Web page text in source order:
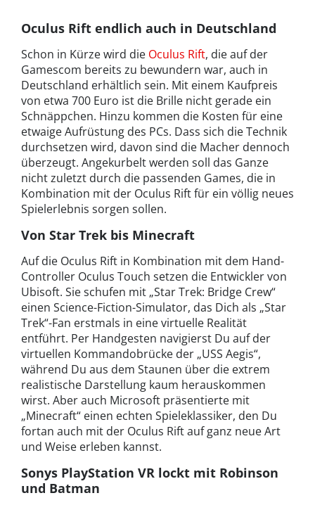
Oculus Rift endlich auch in Deutschland
Schon in Kürze wird die Oculus Rift, die auf der
Gamescom bereits zu bewundern war, auch in
Deutschland erhältlich sein. Mit einem Kaufpreis
von etwa 700 Euro ist die Brille nicht gerade ein
Schnäppchen. Hinzu kommen die Kosten für eine
etwaige Aufrüstung des PCs. Dass sich die Technik
durchsetzen wird, davon sind die Macher dennoch
überzeugt. Angekurbelt werden soll das Ganze
nicht zuletzt durch die passenden Games, die in
Kombination mit der Oculus Rift für ein völlig neues
Spielerlebnis sorgen sollen.
Von Star Trek bis Minecraft
Auf die Oculus Rift in Kombination mit dem Hand-
Controller Oculus Touch setzen die Entwickler von
Ubisoft. Sie schufen mit „Star Trek: Bridge Crew“
einen Science-Fiction-Simulator, das Dich als „Star
Trek“-Fan erstmals in eine virtuelle Realität
entführt. Per Handgesten navigierst Du auf der
virtuellen Kommandobrücke der „USS Aegis“,
während Du aus dem Staunen über die extrem
realistische Darstellung kaum herauskommen
wirst. Aber auch Microsoft präsentierte mit
„Minecraft“ einen echten Spieleklassiker, den Du
fortan auch mit der Oculus Rift auf ganz neue Art
und Weise erleben kannst.
Sonys PlayStation VR lockt mit Robinson
und Batman